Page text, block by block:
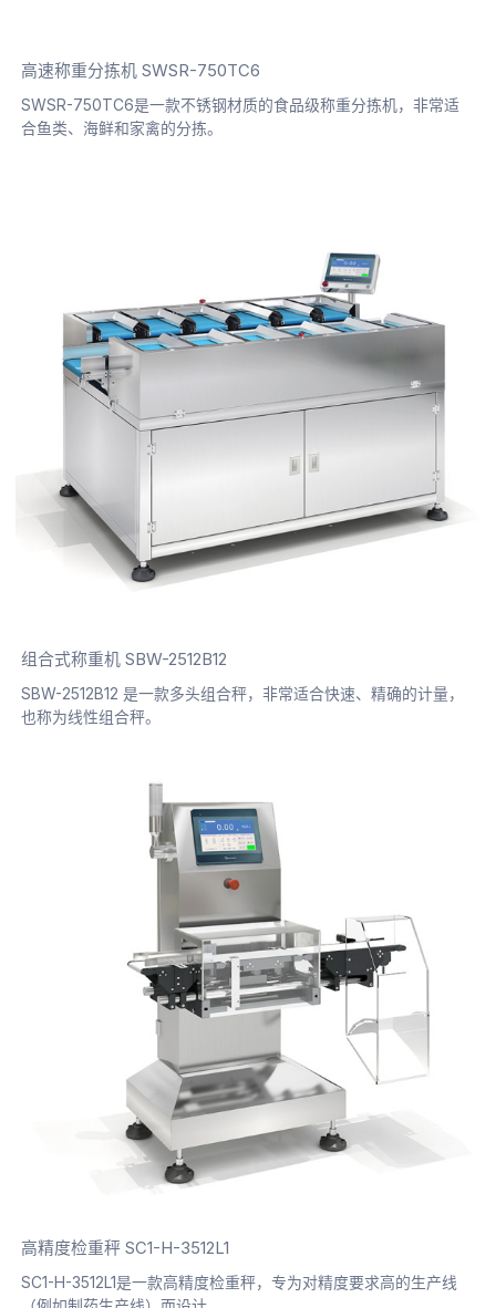
高速称重分拣机 SWSR-750TC6
SWSR-750TC6是一款不锈钢材质的食品级称重分拣机，非常适
合鱼类、海鲜和家禽的分拣。
组合式称重机 SBW-2512B12
SBW-2512B12 是一款多头组合秤，非常适合快速、精确的计量，
也称为线性组合秤。
高精度检重秤 SC1-H-3512L1
SC1-H-3512L1是一款高精度检重秤，专为对精度要求高的生产线